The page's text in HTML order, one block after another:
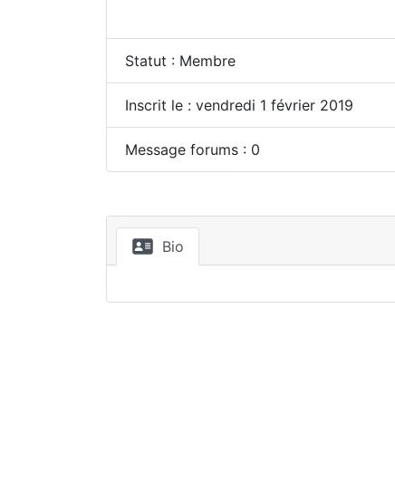
Statut : Membre
Inscrit le : vendredi 1 février 2019
Message forums : 0
Bio